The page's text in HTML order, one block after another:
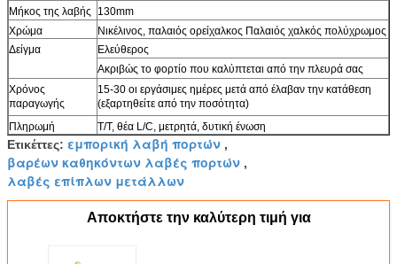
Μήκος της λαβής
130mm
Χρώμα
Νικέλινος, παλαιός ορείχαλκος Παλαιός χαλκός πολύχρωμος
Δείγμα
Ελεύθερος
Ακριβώς το φορτίο που καλύπτεται από την πλευρά σας
Χρόνος
παραγωγής
15-30 οι εργάσιμες ημέρες μετά από έλαβαν την κατάθεση
(εξαρτηθείτε από την ποσότητα)
Πληρωμή
T/T, θέα L/C, μετρητά, δυτική ένωση
Ετικέττες: εμπορική λαβή πορτών ,
βαρέων καθηκόντων λαβές πορτών ,
λαβές επίπλων μετάλλων
Αποκτήστε την καλύτερη τιμή για